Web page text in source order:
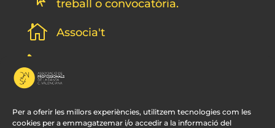
Per a oferir les millors experiències, utilitzem tecnologies com les
cookies per a emmagatzemar i/o accedir a la informació del
treball o convocatòria.
 Associa't
l